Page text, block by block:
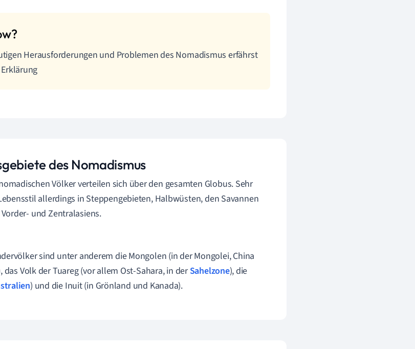
Herausforderungen und Problemen des Nomadismus erfährst
des Nomadismus
Völker verteilen sich über den gesamten Globus. Sehr
allerdings in Steppengebieten, Halbwüsten, den Savannen
und Zentralasiens.
sind unter anderem die Mongolen (in der Mongolei, China
das Volk der Tuareg (vor allem Ost-Sahara, in derSahelzone), die
) und die Inuit (in Grönland und Kanada).